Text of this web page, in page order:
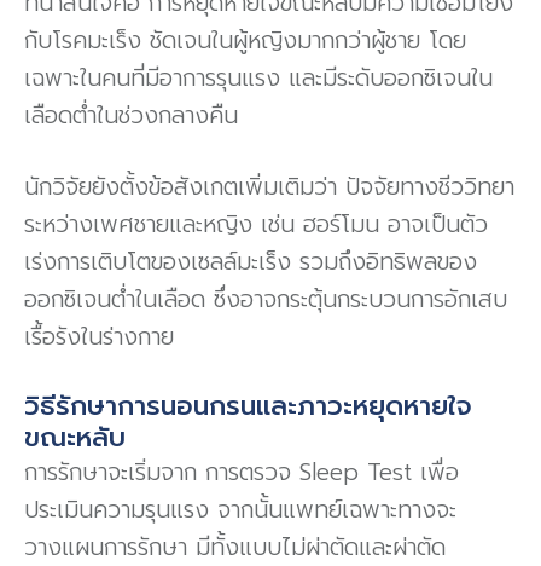
กับโรคมะเร็ง ชัดเจนในผู้หญิงมากกว่าผู้ชาย โดย
เฉพาะในคนที่มีอาการรุนแรง และมีระดับออกซิเจนใน
เลือดต่ำในช่วงกลางคืน
นักวิจัยยังตั้งข้อสังเกตเพิ่มเติมว่า ปัจจัยทางชีววิทยา
ระหว่างเพศชายและหญิง เช่น ฮอร์โมน อาจเป็นตัว
เร่งการเติบโตของเซลล์มะเร็ง รวมถึงอิทธิพลของ
ออกซิเจนต่ำในเลือด ซึ่งอาจกระตุ้นกระบวนการอักเสบ
เรื้อรังในร่างกาย
วิธีรักษาการนอนกรนและภาวะหยุดหายใจ
ขณะหลับ
การรักษาจะเริ่มจาก การตรวจ Sleep Test เพื่อ
ประเมินความรุนแรง จากนั้นแพทย์เฉพาะทางจะ
วางแผนการรักษา มีทั้งแบบไม่ผ่าตัดและผ่าตัด